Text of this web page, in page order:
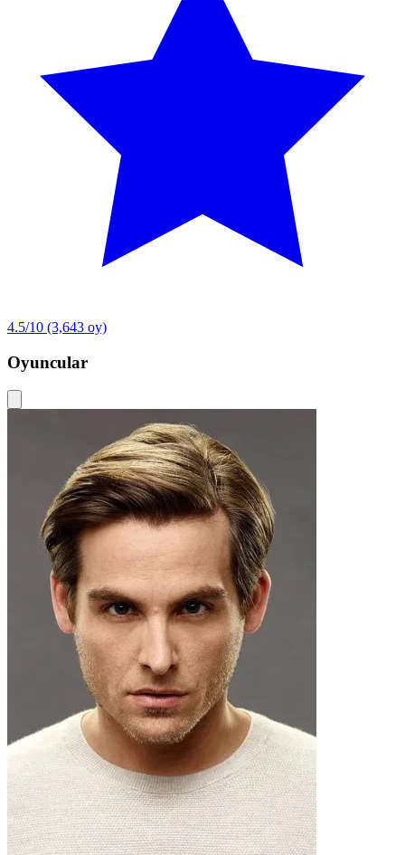
4.5/10 (3,643 oy)
Oyuncular